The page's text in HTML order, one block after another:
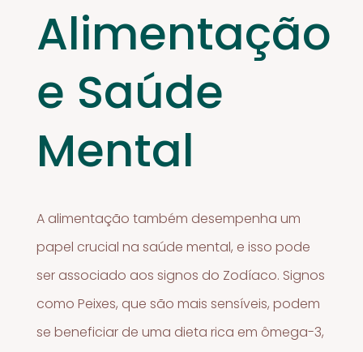
Alimentação
e Saúde
Mental
A alimentação também desempenha um
papel crucial na saúde mental, e isso pode
ser associado aos signos do Zodíaco. Signos
como Peixes, que são mais sensíveis, podem
se beneficiar de uma dieta rica em ômega-3,